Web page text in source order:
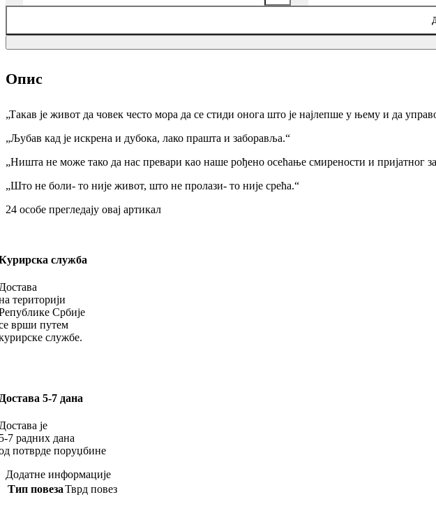
Опис
„Такав је живот да човек често мора да се стиди онога што је најлепше у њему и да
„Љубав кад је искрена и дубока, лако прашта и заборавља.“
„Ништа не може тако да нас превари као наше рођено осећање смирености и пријатног
„Што не боли- то није живот, што не пролази- то није срећа.“
24 особе прегледају овај артикал
служба
територији
Србије
врши путем
службе.
5-7 дана
је
7 радних дана
потврде поруџбине
Додатне информације
Тип повезаТврд повез